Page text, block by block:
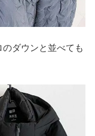
ダウンと並べても